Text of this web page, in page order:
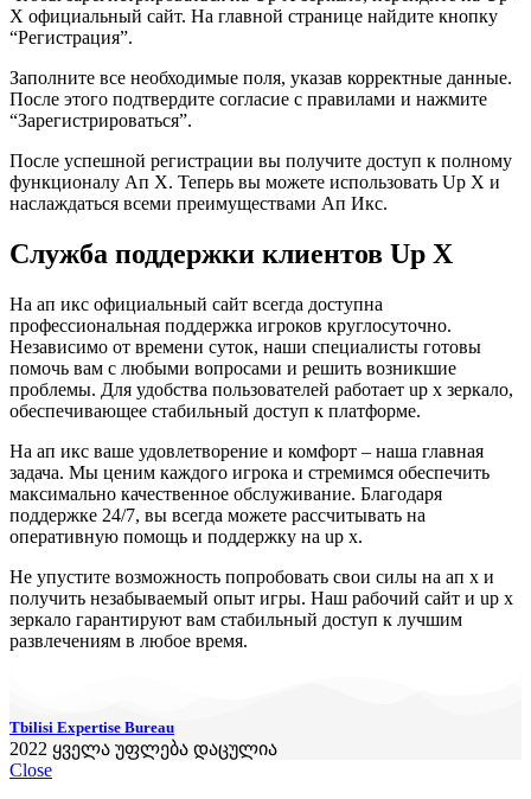
X официальный сайт. На главной странице найдите кнопку
“Регистрация”.
Заполните все необходимые поля, указав корректные данные.
После этого подтвердите согласие с правилами и нажмите
“Зарегистрироваться”.
После успешной регистрации вы получите доступ к полному
функционалу Ап Х. Теперь вы можете использовать Up X и
наслаждаться всеми преимуществами Ап Икс.
Служба поддержки клиентов Up X
На ап икс официальный сайт всегда доступна
профессиональная поддержка игроков круглосуточно.
Независимо от времени суток, наши специалисты готовы
помочь вам с любыми вопросами и решить возникшие
проблемы. Для удобства пользователей работает up x зеркало,
обеспечивающее стабильный доступ к платформе.
На ап икс ваше удовлетворение и комфорт – наша главная
задача. Мы ценим каждого игрока и стремимся обеспечить
максимально качественное обслуживание. Благодаря
поддержке 24/7, вы всегда можете рассчитывать на
оперативную помощь и поддержку на up x.
Не упустите возможность попробовать свои силы на ап х и
получить незабываемый опыт игры. Наш рабочий сайт и up x
зеркало гарантируют вам стабильный доступ к лучшим
развлечениям в любое время.
Tbilisi Expertise Bureau
2022 ყველა უფლება დაცულია
Close